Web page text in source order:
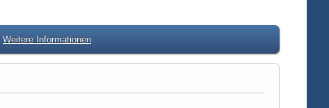
Weitere Informationen